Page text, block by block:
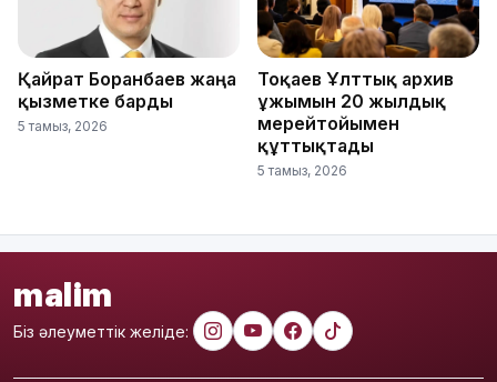
Қайрат Боранбаев жаңа
қызметке барды
5 тамыз, 2026
Тоқаев Ұлттық архив
ұжымын 20 жылдық
мерейтойымен
құттықтады
5 тамыз, 2026
malim
Біз әлеуметтік желіде: